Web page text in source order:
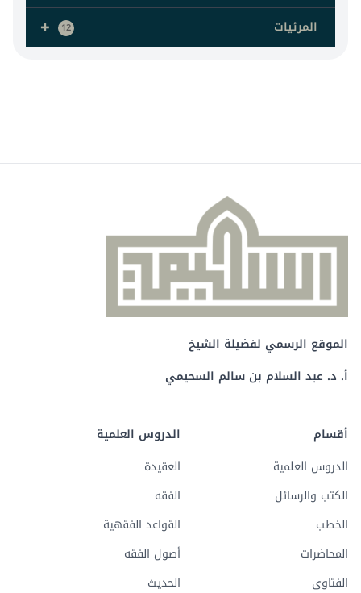
+ المرئيات 12
الموقع الرسمي لفضيلة الشيخ
أ. د. عبد السلام بن سالم السحيمي
أقسام
الدروس العلمية
الكتب والرسائل
الخطب
المحاضرات
الفتاوى
الدروس العلمية
العقيدة
الفقه
القواعد الفقهية
أصول الفقه
الحديث